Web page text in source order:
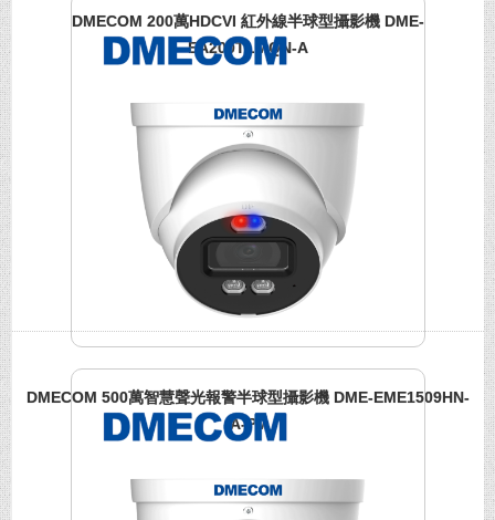
DMECOM 200萬HDCVI 紅外線半球型攝影機 DME-
EA200TLMQN-A
DMECOM 500萬智慧聲光報警半球型攝影機 DME-EME1509HN-
A-PV